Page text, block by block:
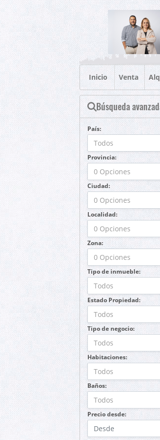
Inicio Venta
Búsqueda
País:
Todos
Provincia:
0 Opciones
Ciudad:
0 Opciones
Localidad:
0 Opciones
Zona:
0 Opciones
Tipo de inmueble:
Todos
Estado Propiedad:
Todos
Tipo de negocio:
Todos
Habitaciones:
Todos
Baños:
Todos
Precio desde: